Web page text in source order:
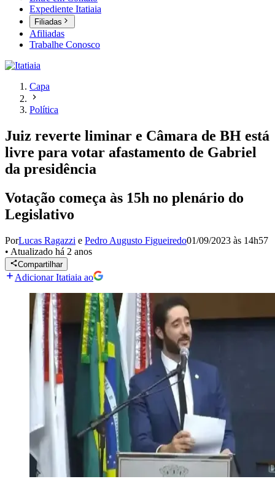
Expediente Itatiaia
Filiadas
Afiliadas
Trabalhe Conosco
Capa
Política
Juiz reverte liminar e Câmara de BH está
livre para votar afastamento de Gabriel
da presidência
Votação começa às 15h no plenário do
Legislativo
PorLucas Ragazzi e Pedro Augusto Figueiredo01/09/2023 às 14h57
• Atualizado há 2 anos
Compartilhar
Adicionar Itatiaia ao